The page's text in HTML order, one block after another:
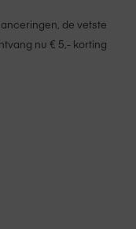
de vetste
nu € 5,- korting